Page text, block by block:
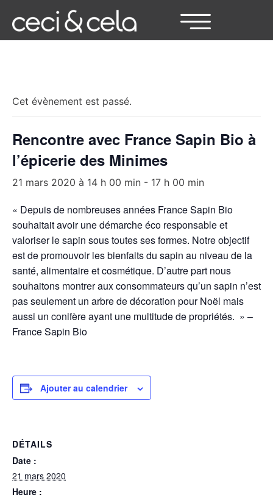
Cet évènement est passé.
Rencontre avec France Sapin Bio à
l’épicerie des Minimes
21 mars 2020 à 14 h 00 min - 17 h 00 min
« Depuis de nombreuses années France Sapin Bio
souhaitait avoir une démarche éco responsable et
valoriser le sapin sous toutes ses formes. Notre objectif
est de promouvoir les bienfaits du sapin au niveau de la
santé, alimentaire et cosmétique. D’autre part nous
souhaitons montrer aux consommateurs qu’un sapin n’est
pas seulement un arbre de décoration pour Noël mais
aussi un conifère ayant une multitude de propriétés. » –
France Sapin Bio
Ajouter au calendrier
DÉTAILS
Date :
21 mars 2020
Heure :